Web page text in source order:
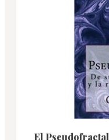
El Pseudofractal